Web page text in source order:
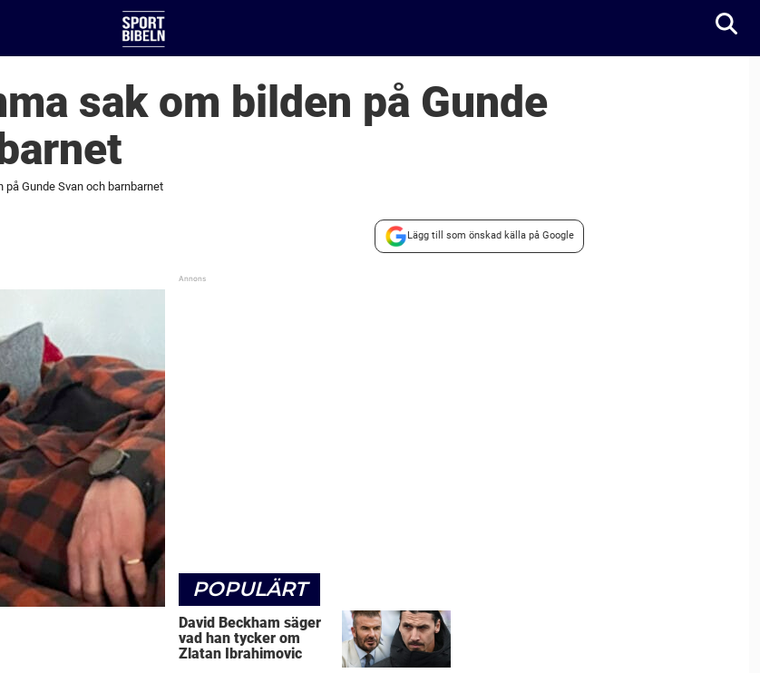
sak om bilden på Gunde
Gunde Svan och barnbarnet
Lägg till som önskad källa på Google
POPULÄRT
David Beckham säger
vad han tycker om
Zlatan Ibrahimovic